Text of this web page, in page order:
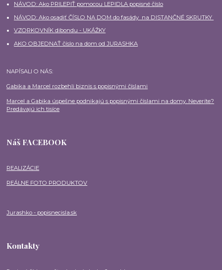
NÁVOD: Ako PRILEPIŤ pomocou LEPIDLA popisné číslo
NÁVOD: Ako osadiť ČÍSLO NA DOM do fasády na DISTANČNÉ SKRUTKY
VZORKOVNÍK dibondu - UKÁŽKY
AKO OBJEDNAŤ číslo na dom od JURASHKA
NAPÍSALI O NÁS:
Gabika a Marcel rozbehli biznis s popisnými číslami
Marcel a Gabika úspešne podnikajú s popisnými číslami na domy. Neveríte?
Predávajú ich tisíce
Náš FACEBOOK
REALIZÁCIE
REÁLNE FOTO PRODUKTOV
Jurashko - popisnecisla.sk
Kontakty